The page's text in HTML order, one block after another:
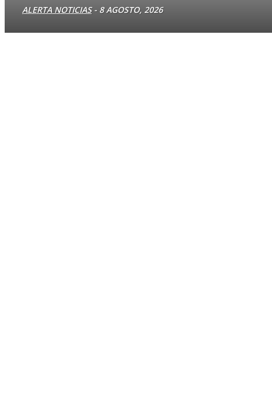
ALERTA NOTICIAS - 8 AGOSTO, 2026